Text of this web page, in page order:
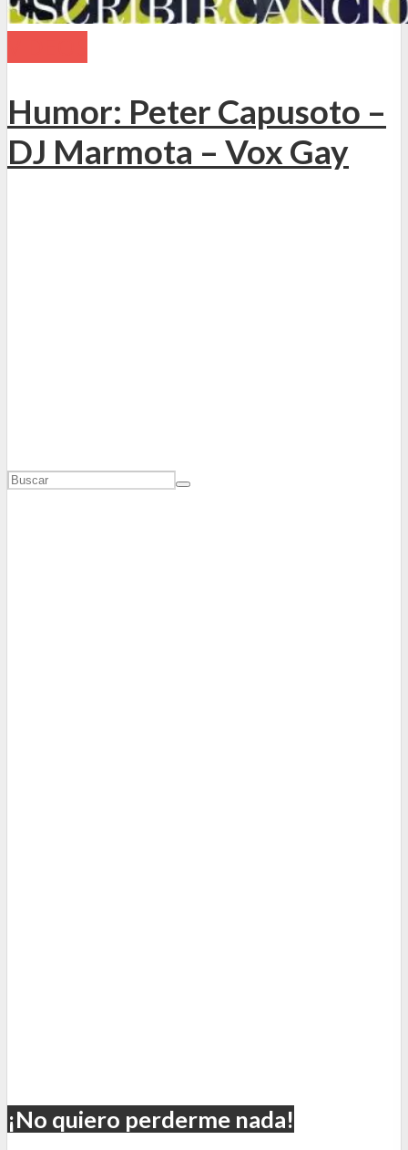
Humor: Peter Capusoto –
DJ Marmota – Vox Gay
¡No quiero perderme nada!